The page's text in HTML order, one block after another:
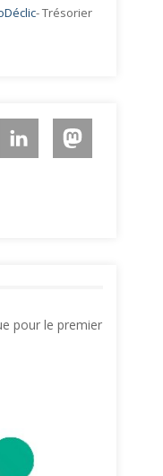
- Trésorier
pour le premier